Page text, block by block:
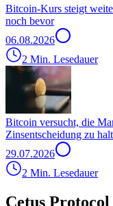
Bitcoin-Kurs steigt
noch bevor
06.08.2026
2 Min. Lesedauer
Bitcoin versucht, die
Zinsentscheidung zu
29.07.2026
2 Min. Lesedauer
Cetus